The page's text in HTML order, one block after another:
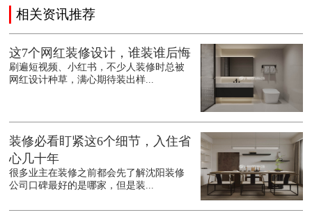
相关资讯推荐
这7个网红装修设计，谁装谁后悔
刷遍短视频、小红书，不少人装修时总被
网红设计种草，满心期待装出样...
装修必看盯紧这6个细节，入住省
心几十年
很多业主在装修之前都会先了解沈阳装修
公司口碑最好的是哪家，但是装...